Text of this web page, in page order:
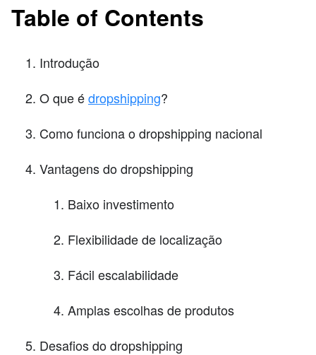
Table of Contents
Introdução
O que édropshipping?
Como funciona o dropshipping nacional
Vantagens do dropshipping
Baixo investimento
Flexibilidade de localização
Fácil escalabilidade
Amplas escolhas de produtos
Desafios do dropshipping